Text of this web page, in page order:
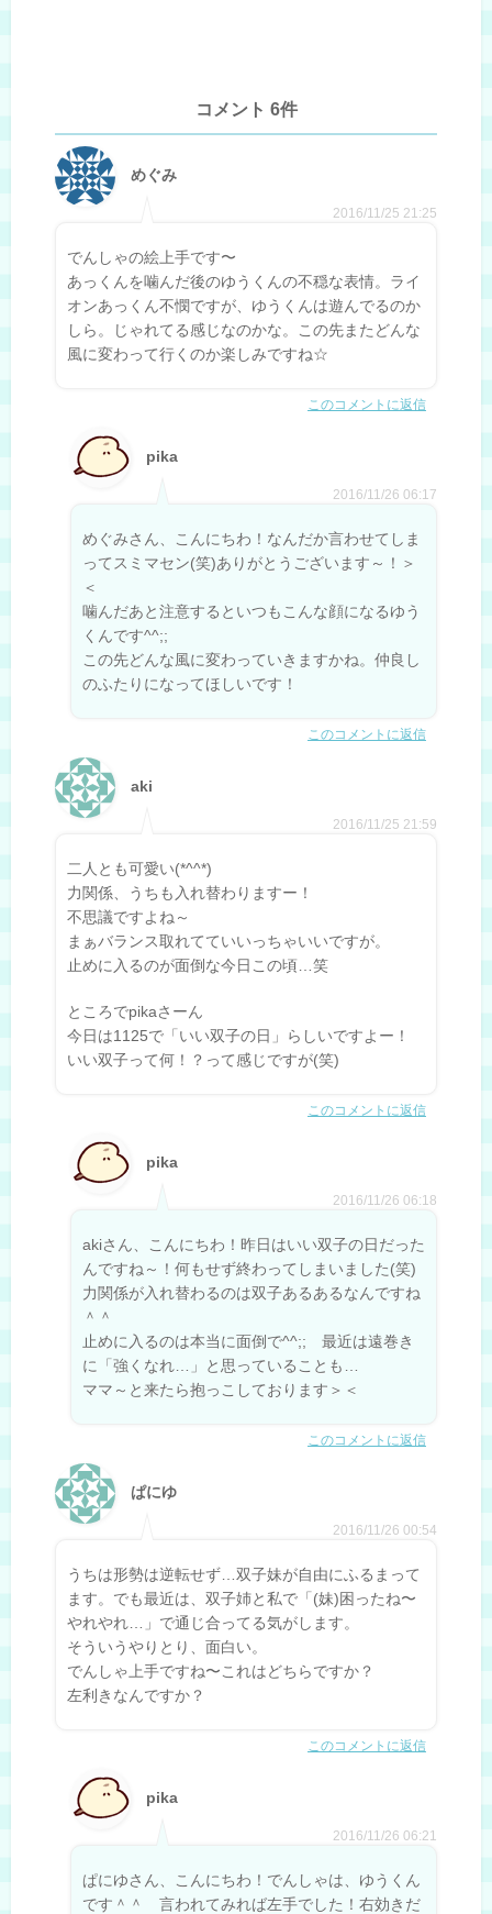
コメント 6件
めぐみ
2016/11/25 21:25
でんしゃの絵上手です〜
あっくんを噛んだ後のゆうくんの不穏な表情。ライ
オンあっくん不憫ですが、ゆうくんは遊んでるのか
しら。じゃれてる感じなのかな。この先またどんな
風に変わって行くのか楽しみですね☆
このコメントに返信
pika
2016/11/26 06:17
めぐみさん、こんにちわ！なんだか言わせてしま
ってスミマセン(笑)ありがとうございます～！＞
＜
噛んだあと注意するといつもこんな顔になるゆう
くんです^^;;
この先どんな風に変わっていきますかね。仲良し
のふたりになってほしいです！
このコメントに返信
aki
2016/11/25 21:59
二人とも可愛い(*^^*)
力関係、うちも入れ替わりますー！
不思議ですよね～
まぁバランス取れてていいっちゃいいですが。
止めに入るのが面倒な今日この頃…笑
ところでpikaさーん
今日は1125で「いい双子の日」らしいですよー！
いい双子って何！？って感じですが(笑)
このコメントに返信
pika
2016/11/26 06:18
akiさん、こんにちわ！昨日はいい双子の日だった
んですね～！何もせず終わってしまいました(笑)
力関係が入れ替わるのは双子あるあるなんですね
＾＾
止めに入るのは本当に面倒で^^;; 最近は遠巻き
に「強くなれ…」と思っていることも…
ママ～と来たら抱っこしております＞＜
このコメントに返信
ぱにゆ
2016/11/26 00:54
うちは形勢は逆転せず…双子妹が自由にふるまって
ます。でも最近は、双子姉と私で「(妹)困ったね〜
やれやれ…」で通じ合ってる気がします。
そういうやりとり、面白い。
でんしゃ上手ですね〜これはどちらですか？
左利きなんですか？
このコメントに返信
pika
2016/11/26 06:21
ぱにゆさん、こんにちわ！でんしゃは、ゆうくん
です＾＾ 言われてみれば左手でした！右効きだ